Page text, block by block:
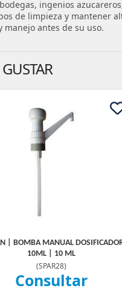
ingenios
de limpieza y mantener
antes de su uso.
| BOMBA MANUAL
10ML | 10 ML
(SPAR28)
Consultar